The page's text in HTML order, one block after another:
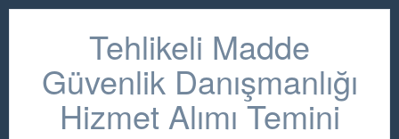
Tehlikeli Madde
Güvenlik Danışmanlığı
Hizmet Alımı Temini